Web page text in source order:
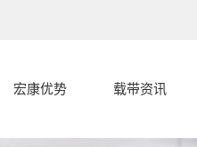
宏康优势 载带资讯